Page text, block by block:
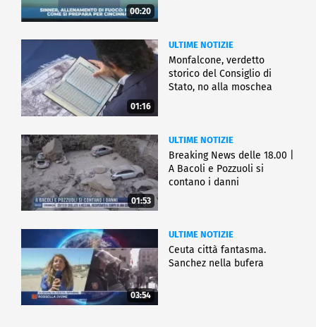
00:20
01:16
ULTIME NOTIZIE
Monfalcone, verdetto
storico del Consiglio di
Stato, no alla moschea
01:53
ULTIME NOTIZIE
Breaking News delle 18.00 |
A Bacoli e Pozzuoli si
contano i danni
03:54
ULTIME NOTIZIE
Ceuta città fantasma.
Sanchez nella bufera